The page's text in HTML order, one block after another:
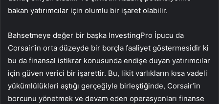
bakan yatırımcılar için olumlu bir işaret olabilir.
Bahsetmeye değer bir başka InvestingPro İpucu da
Corsair’in orta düzeyde bir borçla faaliyet göstermesidir ki
bu da finansal istikrar konusunda endişe duyan yatırımcılar
için güven verici bir işarettir. Bu, likit varlıkların kısa vadeli
yükümlülükleri aştığı gerçeğiyle birleştiğinde, Corsair’in
borcunu yönetmek ve devam eden operasyonları finanse